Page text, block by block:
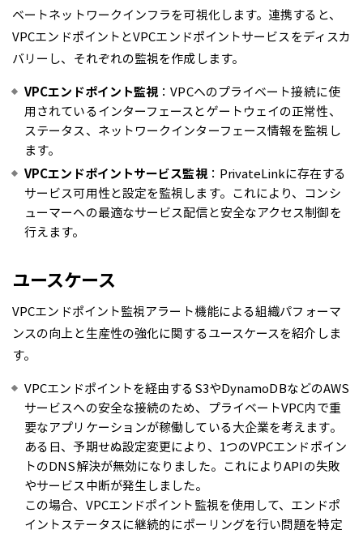
ベートネットワークインフラを可視化します。連携すると、
VPCエンドポイントとVPCエンドポイントサービスをディスカ
バリーし、それぞれの監視を作成します。
VPCエンドポイント監視：VPCへのプライベート接続に使
用されているインターフェースとゲートウェイの正常性、
ステータス、ネットワークインターフェース情報を監視し
ます。
VPCエンドポイントサービス監視：PrivateLinkに存在する
サービス可用性と設定を監視します。これにより、コンシ
ューマーへの最適なサービス配信と安全なアクセス制御を
行えます。
ユースケース
VPCエンドポイント監視アラート機能による組織パフォーマ
ンスの向上と生産性の強化に関するユースケースを紹介しま
す。
VPCエンドポイントを経由するS3やDynamoDBなどのAWS
サービスへの安全な接続のため、プライベートVPC内で重
要なアプリケーションが稼働している大企業を考えます。
ある日、予期せぬ設定変更により、1つのVPCエンドポイン
トのDNS解決が無効になりました。これによりAPIの失敗
やサービス中断が発生しました。
この場合、VPCエンドポイント監視を使用して、エンドポ
イントステータスに継続的にポーリングを行い問題を特定